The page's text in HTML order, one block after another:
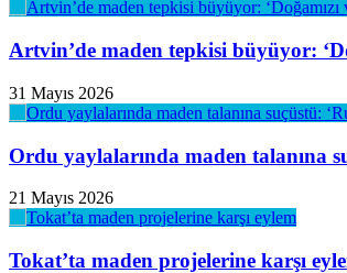
Artvin’de maden tepkisi büyüyor:
31 Mayıs 2026
Ordu yaylalarında maden talanına
21 Mayıs 2026
Tokat’ta maden projelerine karşı